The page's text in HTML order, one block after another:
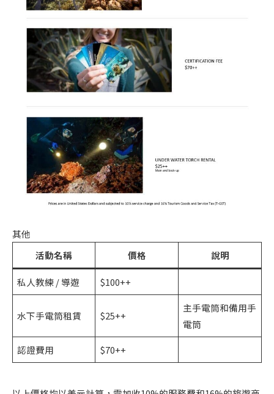
其他
活動名稱
價格 說明
私人教練 / 導遊 $100++
水下手電筒租賃 $25++
主手電筒和備用手
電筒
認證費用
$70++